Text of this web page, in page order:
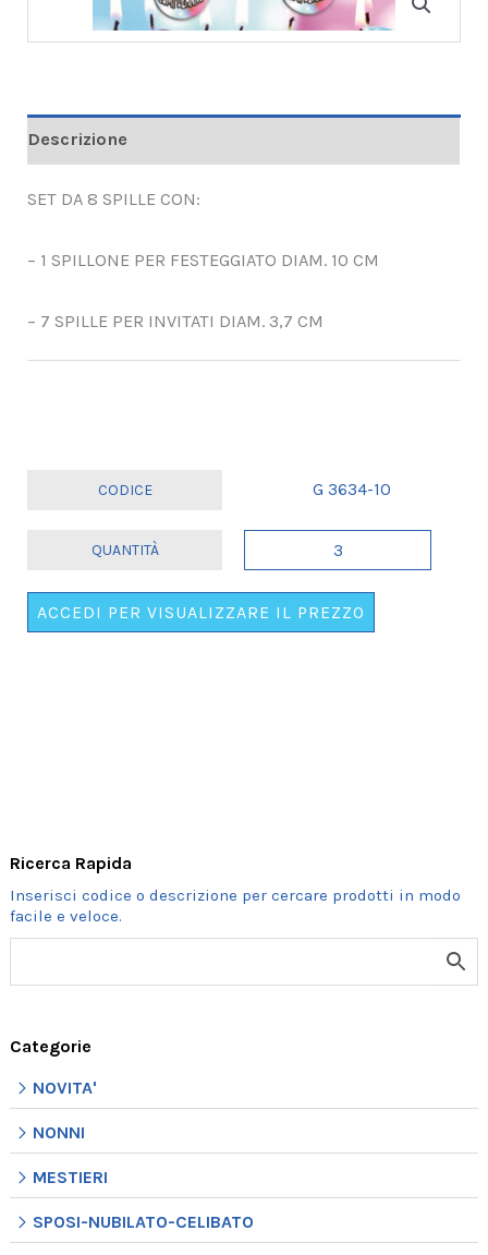
Ricerca Rapida
Categorie
NOVITA'
NONNI
MESTIERI
SPOSI-NUBILATO-CELIBATO
Descrizione
SET DA 8 SPILLE CON:
– 1 SPILLONE PER FESTEGGIATO DIAM. 10 CM
– 7 SPILLE PER INVITATI DIAM. 3,7 CM
G 3634-10
8
SPILLE
SET
quantità
ACCEDI PER VISUALIZZARE IL PREZZO